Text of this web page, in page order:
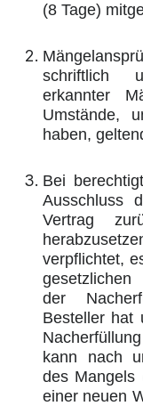
(8 Tage)
schriftlich
erkannter
Umstände,
haben,
Bei
Ausschluss
Vertrag
verpflichtet,
der
Besteller hat
kann nach
des Mangels
einer neuen